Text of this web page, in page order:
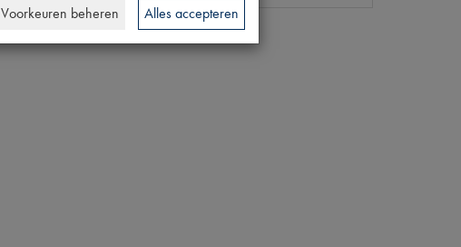
Voorkeuren beheren Alles accepteren